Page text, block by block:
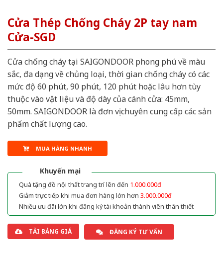
Cửa Thép Chống Cháy 2P tay nam
Cửa-SGD
Cửa chống cháy tại SAIGONDOOR phong phú về màu
sắc, đa dạng về chủng loại, thời gian chống cháy có các
mức độ 60 phút, 90 phút, 120 phút hoặc lâu hơn tùy
thuộc vào vật liệu và độ dày của cánh cửa: 45mm,
50mm. SAIGONDOOR là đơn vị chuyên cung cấp các sản
phẩm chất lượng cao.
MUA HÀNG NHANH
Khuyến mại
Quà tặng đồ nội thất trang trí lên đến 1.000.000đ
Giảm trực tiếp khi mua đơn hàng lớn hơn 3.000.000đ
Nhiều ưu đãi lớn khi đăng ký tài khoản thành viên thân thiết
TẢI BẢNG GIÁ ĐĂNG KÝ TƯ VẤN